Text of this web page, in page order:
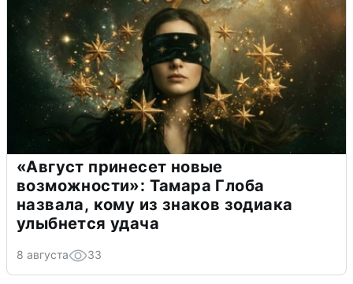
«Август принесет новые
возможности»: Тамара Глоба
назвала, кому из знаков зодиака
улыбнется удача
8 августа 33